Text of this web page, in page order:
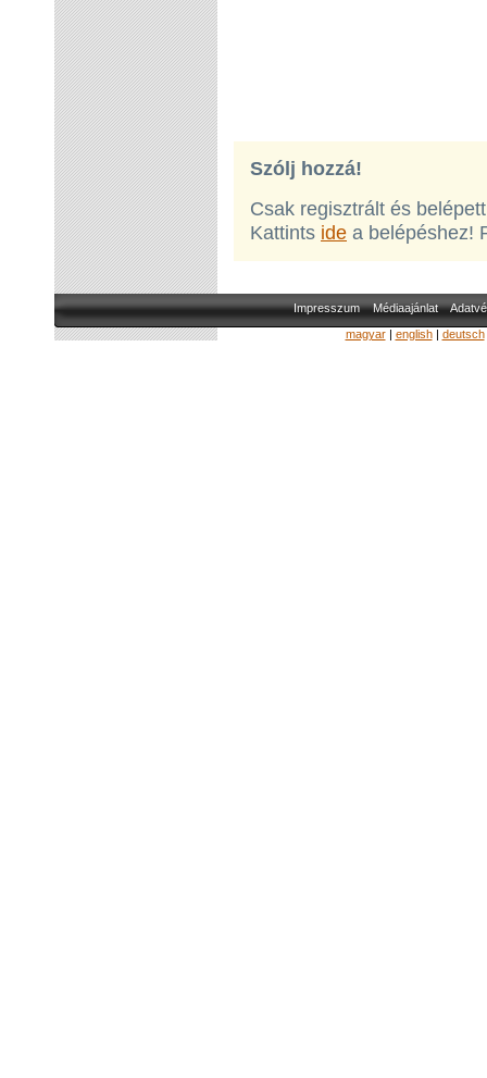
Szólj hozzá!
Csak regisztrált és
Kattints ide a belépéshez!
Impresszum Médiaajánlat
magyar| english| deutsch